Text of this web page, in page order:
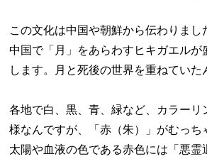
この文化は中国や朝鮮から伝わりまし
中国で「月」をあらわすヒキガエルが
します。月と死後の世界を重ねていた
各地で白、黒、青、緑など、カラーリ
様なんですが、「赤（朱）」がむっち
太陽や血液の色である赤色には「悪霊